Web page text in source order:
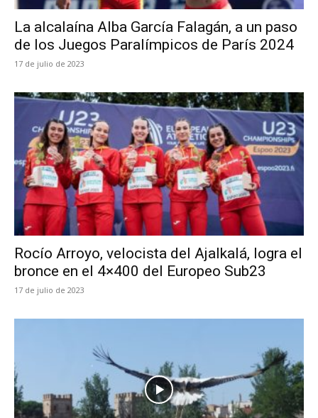
La alcalaína Alba García Falagán, a un paso
de los Juegos Paralímpicos de París 2024
17 de julio de 2023
Rocío Arroyo, velocista del Ajalkalá, logra el
bronce en el 4×400 del Europeo Sub23
17 de julio de 2023